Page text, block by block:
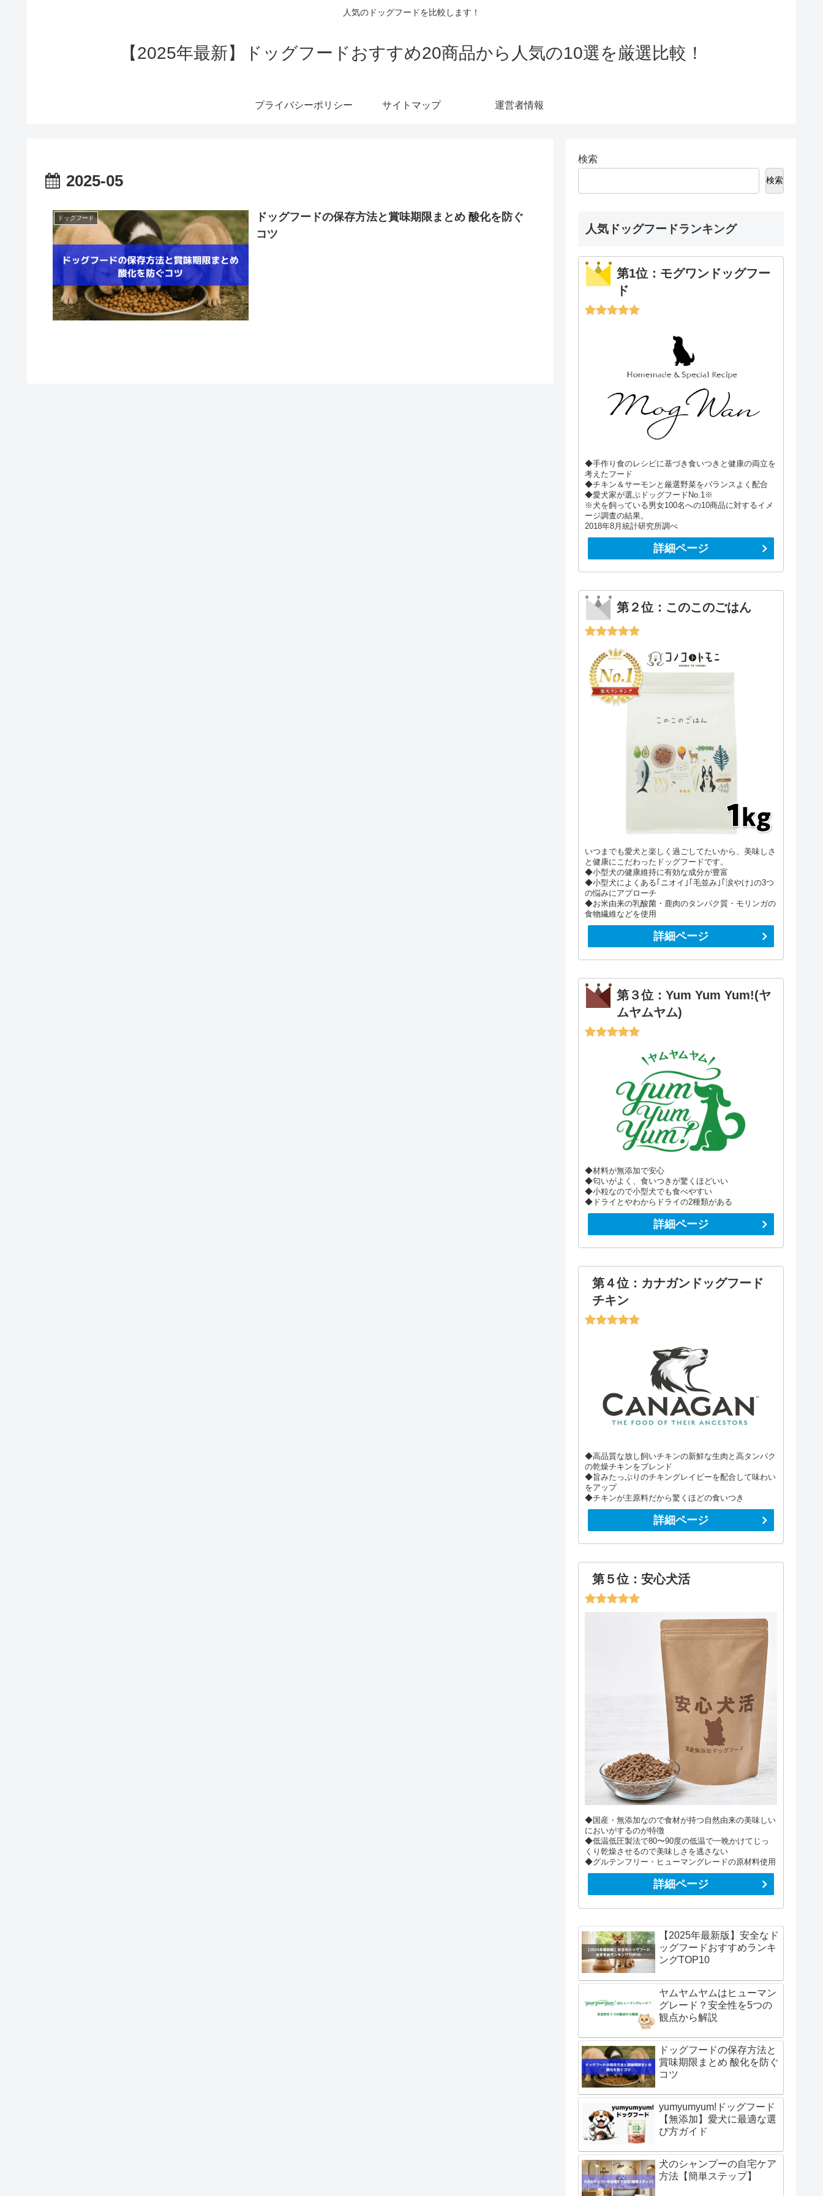
人気のドッグフードを比較します！
【2025年最新】ドッグフードおすすめ20商品から人気の10選を厳選比較！
プライバシーポリシー サイトマップ 運営者情報
2025-05
ドッグフード
ドッグフードの保存方法と賞味期限まとめ 酸化を防ぐ
コツ
検索
検索
人気ドッグフードランキング
第1位：モグワンドッグフー
ド
◆手作り食のレシピに基づき食いつきと健康の両立を
考えたフード
◆チキン＆サーモンと厳選野菜をバランスよく配合
◆愛犬家が選ぶドッグフードNo.1※
※犬を飼っている男女100名への10商品に対するイメ
ージ調査の結果。
2018年8月統計研究所調べ
詳細ページ
第２位：このこのごはん
いつまでも愛犬と楽しく過ごしてたいから、美味しさ
と健康にこだわったドッグフードです。
◆小型犬の健康維持に有効な成分が豊富
◆小型犬によくある｢ニオイ｣｢毛並み｣｢涙やけ｣の3つ
の悩みにアプローチ
◆お米由来の乳酸菌・鹿肉のタンパク質・モリンガの
食物繊維などを使用
詳細ページ
第３位：Yum Yum Yum!(ヤ
ムヤムヤム)
◆材料が無添加で安心
◆匂いがよく、食いつきが驚くほどいい
◆小粒なので小型犬でも食べやすい
◆ドライとやわからドライの2種類がある
詳細ページ
第４位：カナガンドッグフード
チキン
◆高品質な放し飼いチキンの新鮮な生肉と高タンパク
の乾燥チキンをブレンド
◆旨みたっぷりのチキングレイビーを配合して味わい
をアップ
◆チキンが主原料だから驚くほどの食いつき
詳細ページ
第５位：安心犬活
◆国産・無添加なので食材が持つ自然由来の美味しい
においがするのが特徴
◆低温低圧製法で80〜90度の低温で一晩かけてじっ
くり乾燥させるので美味しさを逃さない
◆グルテンフリー・ヒューマングレードの原材料使用
詳細ページ
【2025年最新版】安全なド
ッグフードおすすめランキ
ングTOP10
ヤムヤムヤムはヒューマン
グレード？安全性を5つの
観点から解説
ドッグフードの保存方法と
賞味期限まとめ 酸化を防ぐ
コツ
yumyumyum!ドッグフード
【無添加】愛犬に最適な選
び方ガイド
犬のシャンプーの自宅ケア
方法【簡単ステップ】